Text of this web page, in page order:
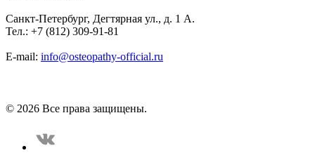
Санкт-Петербург, Дегтярная ул., д. 1 А.
Тел.: +7 (812) 309-91-81
E-mail: info@osteopathy-official.ru
© 2026 Все права защищены.